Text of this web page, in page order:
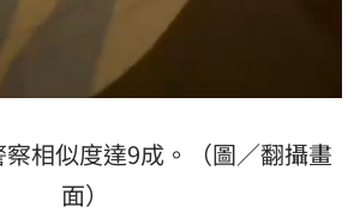
相似度達9成。（圖／翻攝畫
面）